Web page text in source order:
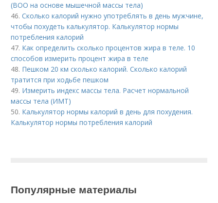
(ВОО на основе мышечной массы тела)
46.Сколько калорий нужно употреблять в день мужчине,
чтобы похудеть калькулятор. Калькулятор нормы
потребления калорий
47. Как определить сколько процентов жира в теле. 10
способов измерить процент жира в теле
48. Пешком 20 км сколько калорий. Сколько калорий
тратится при ходьбе пешком
49. Измерить индекс массы тела. Расчет нормальной
массы тела (ИМТ)
50. Калькулятор нормы калорий в день для похудения.
Калькулятор нормы потребления калорий
Популярные материалы